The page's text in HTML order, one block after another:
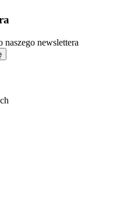
newslettera